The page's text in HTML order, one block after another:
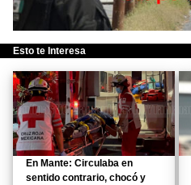
Esto te Interesa
En Mante: Circulaba en
sentido contrario, chocó y